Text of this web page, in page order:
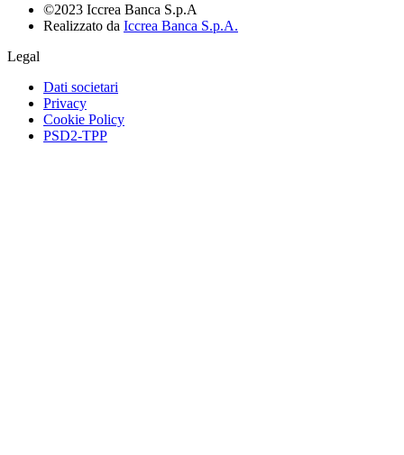
©2023 Iccrea Banca S.p.A
Realizzato da Iccrea Banca S.p.A.
Legal
Dati societari
Privacy
Cookie Policy
PSD2-TPP